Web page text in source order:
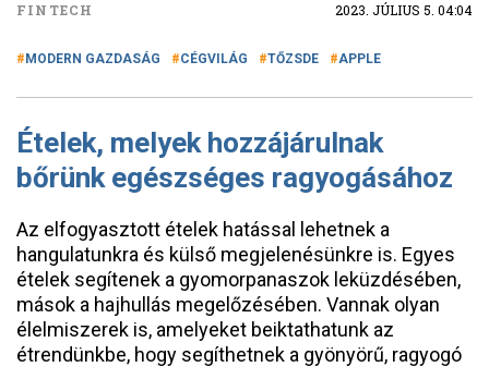
FINTECH 2023. JÚLIUS 5. 04:04
MODERN GAZDASÁG CÉGVILÁG TŐZSDE APPLE
Ételek, melyek hozzájárulnak
bőrünk egészséges ragyogásához
Az elfogyasztott ételek hatással lehetnek a
hangulatunkra és külső megjelenésünkre is. Egyes
ételek segítenek a gyomorpanaszok leküzdésében,
mások a hajhullás megelőzésében. Vannak olyan
élelmiszerek is, amelyeket beiktathatunk az
étrendünkbe, hogy segíthetnek a gyönyörű, ragyogó